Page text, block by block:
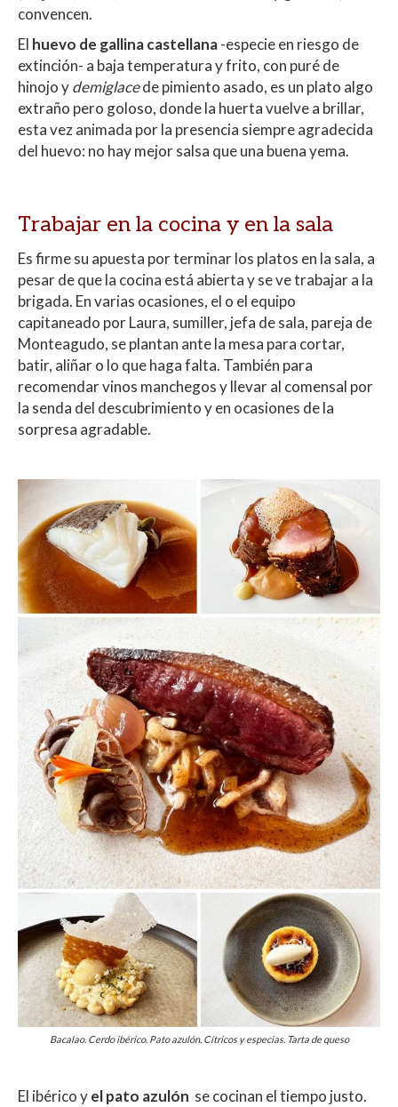
convencen.
El huevo de gallina castellana-especie en riesgo de
extinción- a baja temperatura y frito, con puré de
hinojo ydemiglacede pimiento asado, es un plato algo
extraño pero goloso, donde la huerta vuelve a brillar,
esta vez animada por la presencia siempre agradecida
del huevo: no hay mejor salsa que una buena yema.
Trabajar en la cocina y en la sala
Es firme su apuesta por terminar los platos en la sala, a
pesar de que la cocina está abierta y se ve trabajar a la
brigada. En varias ocasiones, el o el equipo
capitaneado por Laura, sumiller, jefa de sala, pareja de
Monteagudo, se plantan ante la mesa para cortar,
batir, aliñar o lo que haga falta. También para
recomendar vinos manchegos y llevar al comensal por
la senda del descubrimiento y en ocasiones de la
sorpresa agradable.
Bacalao. Cerdo ibérico. Pato azulón. Cítricos y especias. Tarta de queso
El ibérico yel pato azulón se cocinan el tiempo justo.